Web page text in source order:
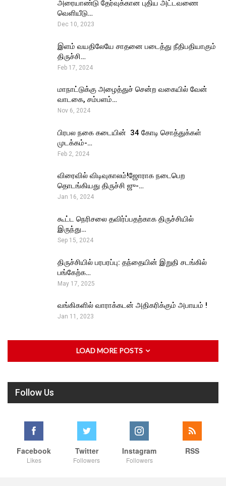
அரையாண்டு தேர்வுக்கான புதிய அட்டவணை
வெளியீடு…
Dec 10, 2023
இளம் வயதிலேயே சாதனை படைத்து நீதிபதியாகும்
திருச்சி…
Feb 17, 2024
மாநாட்டுக்கு அழைத்துச் சென்ற வகையில் வேன்
வாடகை, சம்பளம்…
Nov 6, 2024
பிரபல நகை கடையின் ₹ 34 கோடி சொத்துக்கள்
முடக்கம்-…
Feb 2, 2024
விரைவில் விடிவுகாலம்!ஜோராக நடைபெற
தொடங்கியது திருச்சி ஜு-…
Jan 16, 2024
கூட்ட நெரிசலை தவிர்ப்பதற்காக திருச்சியில்
இருந்து…
Sep 15, 2024
திருச்சியில் பரபரப்பு: தந்தையின் இறுதி சடங்கில்
பங்கேற்க…
May 17, 2025
வங்கிகளில் வாராக்கடன் அதிகரிக்கும் அபாயம் !
Jan 11, 2023
LOAD MORE POSTS
Follow Us
Facebook
Likes
Twitter
Followers
Instagram
Followers
RSS